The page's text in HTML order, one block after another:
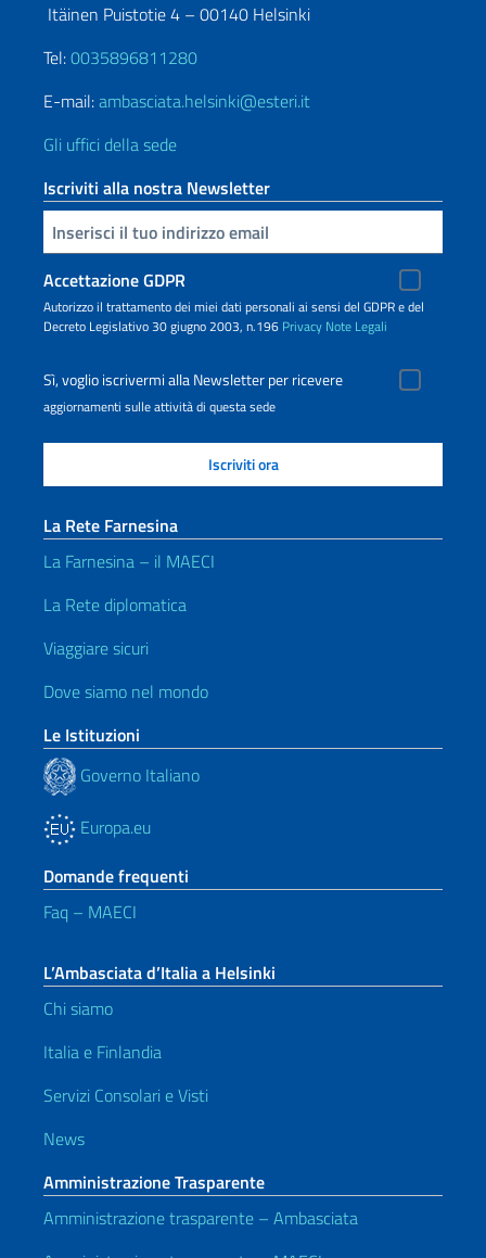
Itäinen Puistotie 4 – 00140 Helsinki
Tel:0035896811280
E-mail:ambasciata.helsinki@esteri.it
Gli uffici della sede
Iscriviti alla nostra Newsletter
Inserisci la tua email
Accettazione GDPR
Autorizzo il trattamento dei miei dati personali ai sensi del GDPR e del
Decreto Legislativo 30 giugno 2003, n.196 Privacy Note Legali
Sì, voglio iscrivermi alla Newsletter per ricevere
aggiornamenti sulle attività di questa sede
La Rete Farnesina
La Farnesina – il MAECI
La Rete diplomatica
Viaggiare sicuri
Dove siamo nel mondo
Le Istituzioni
Governo Italiano
Europa.eu
Domande frequenti
Faq – MAECI
L’Ambasciata d’Italia a Helsinki
Chi siamo
Italia e Finlandia
Servizi Consolari e Visti
News
Amministrazione Trasparente
Amministrazione trasparente – Ambasciata